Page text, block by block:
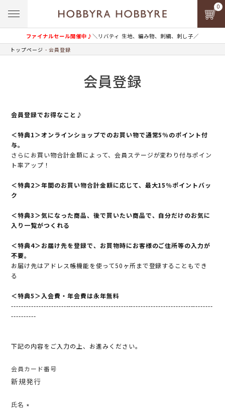
ファイナルセール開催中♪＼リバティ 生地、編み物、刺繍、刺し子／
0
トップページ 会員登録
会員登録
会員登録でお得なこと♪
＜特典1＞オンラインショップでのお買い物で通常5％のポイント付
与。
さらにお買い物合計金額によって、会員ステージが変わり付与ポイン
ト率アップ！
＜特典2＞年間のお買い物合計金額に応じて、最大15％ポイントバッ
ク
＜特典3＞気になった商品、後で買いたい商品で、自分だけのお気に
入り一覧がつくれる
＜特典4＞お届け先を登録で、お買物時にお客様のご住所等の入力が
不要。
お届け先はアドレス帳機能を使って50ヶ所まで登録することもでき
る
＜特典5＞入会費・年会費は永年無料
---------------------------------------------------------------------------------
----------
下記の内容をご入力の上、お進みください。
会員カード番号
新規発行
氏名